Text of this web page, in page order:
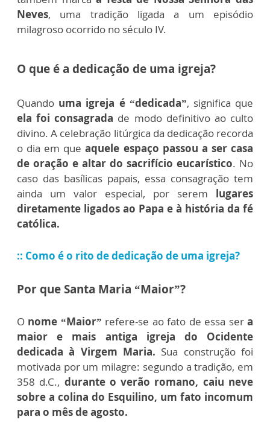
Neves, uma tradição ligada a um episódio
milagroso ocorrido no século IV.
O que é a dedicação de uma igreja?
Quando uma igreja é “dedicada”, significa que
ela foi consagrada de modo definitivo ao culto
divino. A celebração litúrgica da dedicação recorda
o dia em queaquele espaço passou a ser casa
de oração e altar do sacrifício eucarístico. No
caso das basílicas papais, essa consagração tem
ainda um valor especial, por serem lugares
diretamente ligados ao Papa e à história da fé
católica.
:: Como é o rito de dedicação de uma igreja?
Por que Santa Maria “Maior”?
O nome “Maior” refere-se ao fato de essa sera
maior e mais antiga igreja do Ocidente
dedicada à Virgem Maria. Sua construção foi
motivada por um milagre: segundo a tradição, em
358 d.C., durante o verão romano, caiu neve
sobre a colina do Esquilino, um fato incomum
para o mês de agosto.